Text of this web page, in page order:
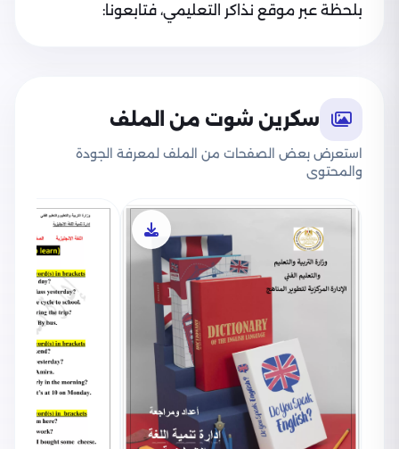
بلحظة عبر موقع نذاكر التعليمي، فتابعونا:
سكرين شوت من الملف
استعرض بعض الصفحات من الملف لمعرفة الجودة
والمحتوى